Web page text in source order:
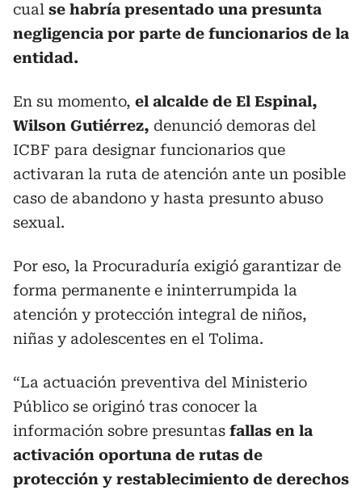
cual se habría presentado una presunta
negligencia por parte de funcionarios de la
entidad.
En su momento, el alcalde de El Espinal,
Wilson Gutiérrez, denunció demoras del
ICBF para designar funcionarios que
activaran la ruta de atención ante un posible
caso de abandono y hasta presunto abuso
sexual.
Por eso, la Procuraduría exigió garantizar de
forma permanente e ininterrumpida la
atención y protección integral de niños,
niñas y adolescentes en el Tolima.
“La actuación preventiva del Ministerio
Público se originó tras conocer la
información sobre presuntas fallas en la
activación oportuna de rutas de
protección y restablecimiento de derechos